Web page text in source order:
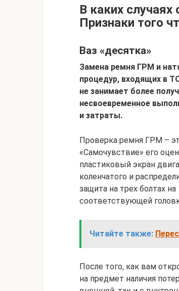
В каких случаях
Признаки того
Ваз «десятка»
Замена ремня ГРМ и
процедур, входящих в
не занимает более
несвоевременное
и затраты.
Проверка ремня ГРМ –
«Самочувствие» его
пластиковый экран
коленчатого и
защита на трех болтах
соответствующей
Читайте также:
После того, как вам
на предмет наличия